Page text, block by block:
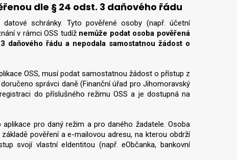
dle § 24 odst. 3 daňového řádu
schránky. Tyto pověřené osoby (např. účetní
v rámci OSS tudíž nemůže podat osoba pověřená
daňového řádu a nepodala samostatnou žádost o
OSS, musí podat samostatnou žádost o přístup z
správci daně (Finanční úřad pro Jihomoravský
do příslušného režimu OSS a je dostupná na
pro daný režim a pro daného žadatele. Osoba
pověření a e-mailovou adresu, na kterou obdrží
svojí vlastní eIdentitou (např. eObčanka, bankovní